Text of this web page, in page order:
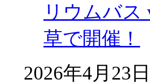
リウムバス
草で開催！
2026年4月23日